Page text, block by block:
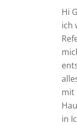
Hi
ich
mit
in